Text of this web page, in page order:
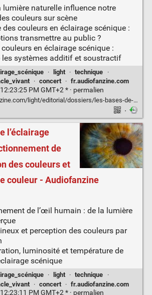
lumière naturelle influence notre
couleurs sur scène
des couleurs en éclairage scénique :
transmettre au public ?
en éclairage scénique :
les systèmes additif et soustractif
· light · technique
·
· concert · fr.audiofanzine.com
PM GMT+2 * · permalien
dossiers/les-bases-de-l-eclairage-perception-psychologie-et-gestion-des-couleur.html
·
l’éclairage
de
des couleurs et
couleur - Audiofanzine
de l’œil humain : de la lumière
et perception des couleurs par
luminosité et température de
scénique
· light · technique
·
· concert · fr.audiofanzine.com
PM GMT+2 * · permalien